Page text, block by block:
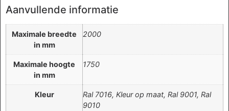
Aanvullende informatie
Maximale breedte
in mm
2000
Maximale hoogte
in mm
1750
Kleur
Ral 7016, Kleur op maat, Ral 9001, Ral
9010